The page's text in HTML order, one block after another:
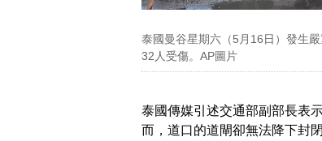
泰國曼谷星期六（5月16日）發生
32人受傷。AP圖片
泰國傳媒引述交通部副部長表
而，道口的道閘卻無法降下封